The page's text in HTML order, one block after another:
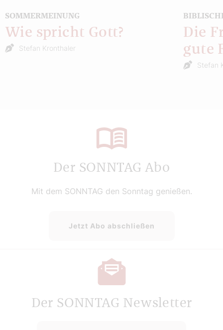
SOMMERMEINUNG
Wie spricht Gott?
Stefan Kronthaler
Die
gute
Stefan
Der SONNTAG Abo
Mit dem SONNTAG den Sonntag genießen.
Jetzt Abo abschließen
Der SONNTAG Newsletter